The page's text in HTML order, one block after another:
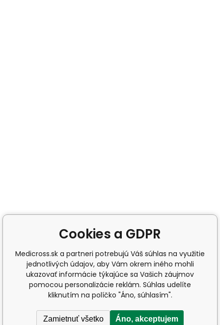
Cookies a GDPR
Medicross.sk a partneri potrebujú Váš súhlas na využitie
jednotlivých údajov, aby Vám okrem iného mohli
ukazovať informácie týkajúce sa Vašich záujmov
pomocou personalizácie reklám. Súhlas udelíte
kliknutím na políčko "Áno, súhlasím".
Zamietnuť všetko Áno, akceptujem